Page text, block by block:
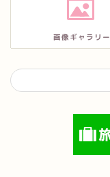
画像ギャラリー